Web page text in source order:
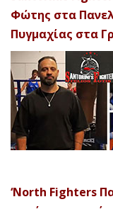
Φώτης στα
Πυγμαχίας στα
‘North Fighters